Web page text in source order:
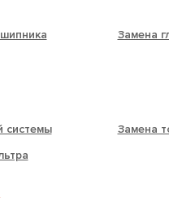
Замена
системы
Замена